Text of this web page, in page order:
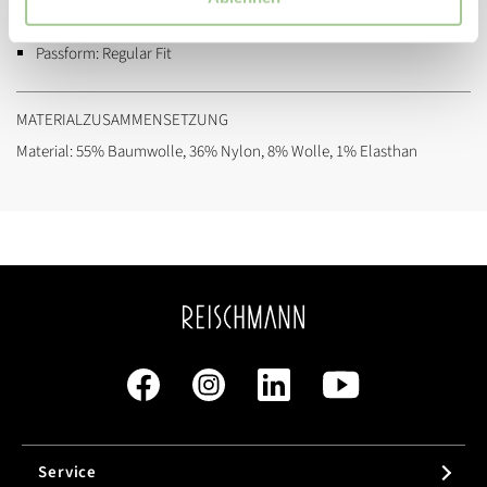
Marke:Drykorn
Passform:Regular Fit
MATERIALZUSAMMENSETZUNG
Material: 55% Baumwolle, 36% Nylon, 8% Wolle, 1% Elasthan
Service